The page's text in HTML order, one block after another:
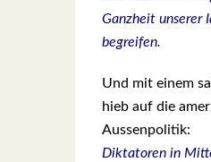
Ganz­heit unse­rer
begrei­fen.
Und mit einem
hieb auf die
Aus­sen­po­li­tik:
Dik­ta­to­ren in